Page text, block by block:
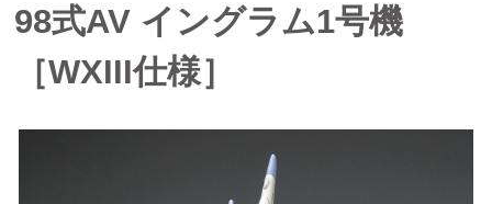
98式AV イングラム1号機
［WXIII仕様］